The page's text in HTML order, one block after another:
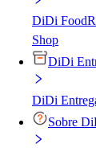
DiDi Food
Shop
DiDi
DiDi
Sobre